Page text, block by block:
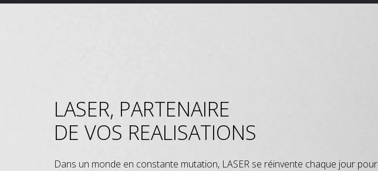
LASER, PARTENAIRE
DE VOS REALISATIONS
Dans un monde en constante mutation, LASER se réinvente chaque jour pour